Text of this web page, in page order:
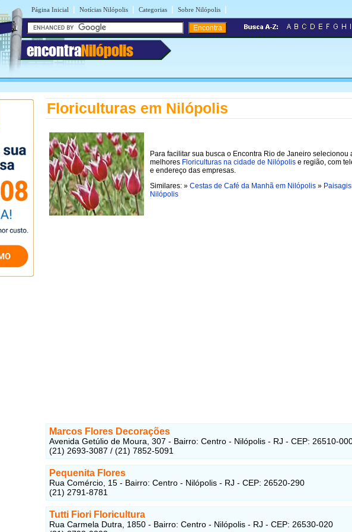
Página Inicial | Notícias Nilópolis | Categorias | Sobre Nilópolis |
encontraNilópolis
Floriculturas em Nilópolis
Para facilitar sua busca o Encontra Rio de Janeiro selecionou
melhores Floriculturas na cidade de Nilópolis e região, com
e endereço das empresas.
Similares: » Cestas de Café da Manhã em Nilópolis »
Nilópolis
Marcos Flores Decorações
Avenida Getúlio de Moura, 307 - Bairro: Centro - Nilópolis - RJ - CEP: 26510-
(21) 2693-3087 / (21) 7852-5091
Pequenita Flores
Rua Comércio, 15 - Bairro: Centro - Nilópolis - RJ - CEP: 26520-290
(21) 2791-8781
Tutti Fiori Floricultura
Rua Carmela Dutra, 1850 - Bairro: Centro - Nilópolis - RJ - CEP: 26530-020